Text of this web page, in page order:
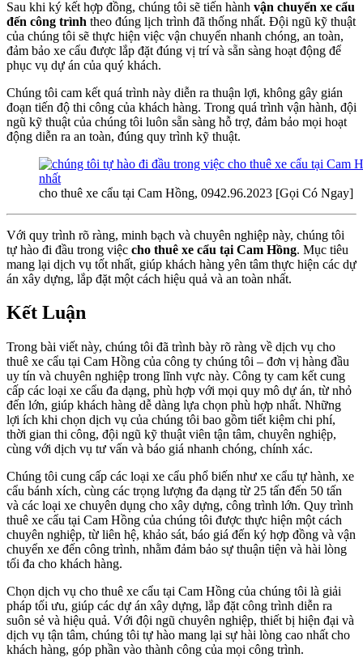
Sau khi ký kết hợp đồng, chúng tôi sẽ tiến hành vận chuyển xe cẩu
đến công trình theo đúng lịch trình đã thống nhất. Đội ngũ kỹ thuật
của chúng tôi sẽ thực hiện việc vận chuyển nhanh chóng, an toàn,
đảm bảo xe cẩu được lắp đặt đúng vị trí và sẵn sàng hoạt động để
phục vụ dự án của quý khách.
Chúng tôi cam kết quá trình này diễn ra thuận lợi, không gây gián
đoạn tiến độ thi công của khách hàng. Trong quá trình vận hành, đội
ngũ kỹ thuật của chúng tôi luôn sẵn sàng hỗ trợ, đảm bảo mọi hoạt
động diễn ra an toàn, đúng quy trình kỹ thuật.
cho thuê xe cẩu tại Cam Hồng, 0942.96.2023 [Gọi Có Ngay]
Với quy trình rõ ràng, minh bạch và chuyên nghiệp này, chúng tôi
tự hào đi đầu trong việc cho thuê xe cẩu tại Cam Hồng. Mục tiêu
mang lại dịch vụ tốt nhất, giúp khách hàng yên tâm thực hiện các dự
án xây dựng, lắp đặt một cách hiệu quả và an toàn nhất.
Kết Luận
Trong bài viết này, chúng tôi đã trình bày rõ ràng về dịch vụ cho
thuê xe cẩu tại Cam Hồng của công ty chúng tôi – đơn vị hàng đầu
uy tín và chuyên nghiệp trong lĩnh vực này. Công ty cam kết cung
cấp các loại xe cẩu đa dạng, phù hợp với mọi quy mô dự án, từ nhỏ
đến lớn, giúp khách hàng dễ dàng lựa chọn phù hợp nhất. Những
lợi ích khi chọn dịch vụ của chúng tôi bao gồm tiết kiệm chi phí,
thời gian thi công, đội ngũ kỹ thuật viên tận tâm, chuyên nghiệp,
cùng với dịch vụ tư vấn và báo giá nhanh chóng, chính xác.
Chúng tôi cung cấp các loại xe cẩu phổ biến như xe cẩu tự hành, xe
cẩu bánh xích, cùng các trọng lượng đa dạng từ 25 tấn đến 50 tấn
và các loại xe chuyên dụng cho xây dựng, công trình lớn. Quy trình
thuê xe cẩu tại Cam Hồng của chúng tôi được thực hiện một cách
chuyên nghiệp, từ liên hệ, khảo sát, báo giá đến ký hợp đồng và vận
chuyển xe đến công trình, nhằm đảm bảo sự thuận tiện và hài lòng
tối đa cho khách hàng.
Chọn dịch vụ cho thuê xe cẩu tại Cam Hồng của chúng tôi là giải
pháp tối ưu, giúp các dự án xây dựng, lắp đặt công trình diễn ra
suôn sẻ và hiệu quả. Với đội ngũ chuyên nghiệp, thiết bị hiện đại và
dịch vụ tận tâm, chúng tôi tự hào mang lại sự hài lòng cao nhất cho
khách hàng, góp phần vào thành công của mọi công trình.